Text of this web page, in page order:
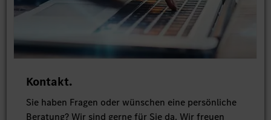
Kontakt.
Sie haben Fragen oder wünschen eine persönliche
Beratung? Wir sind gerne für Sie da. Wir freuen